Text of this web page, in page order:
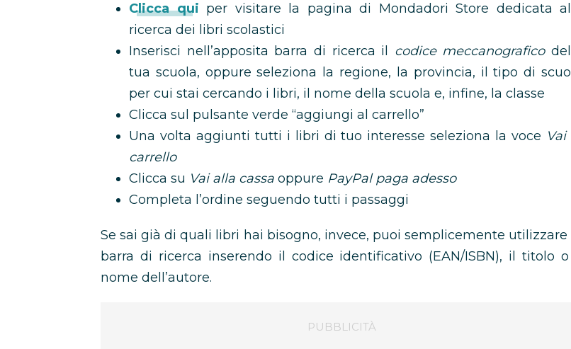
Clicca qui per visitare la pagina di Mondadori Store dedicata
ricerca dei libri scolastici
Inserisci nell’apposita barra di ricerca il codice meccanografico
tua scuola, oppure seleziona la regione, la provincia, il tipo di
per cui stai cercando i libri, il nome della scuola e, infine, la classe
Clicca sul pulsante verde “aggiungi al carrello”
Una volta aggiunti tutti i libri di tuo interesse seleziona la voce Vai
carrello
Clicca su Vai alla cassa oppure PayPal paga adesso
Completa l’ordine seguendo tutti i passaggi
Se sai già di quali libri hai bisogno, invece, puoi semplicemente utilizzare
barra di ricerca inserendo il codice identificativo (EAN/ISBN), il titolo o
nome dell’autore.